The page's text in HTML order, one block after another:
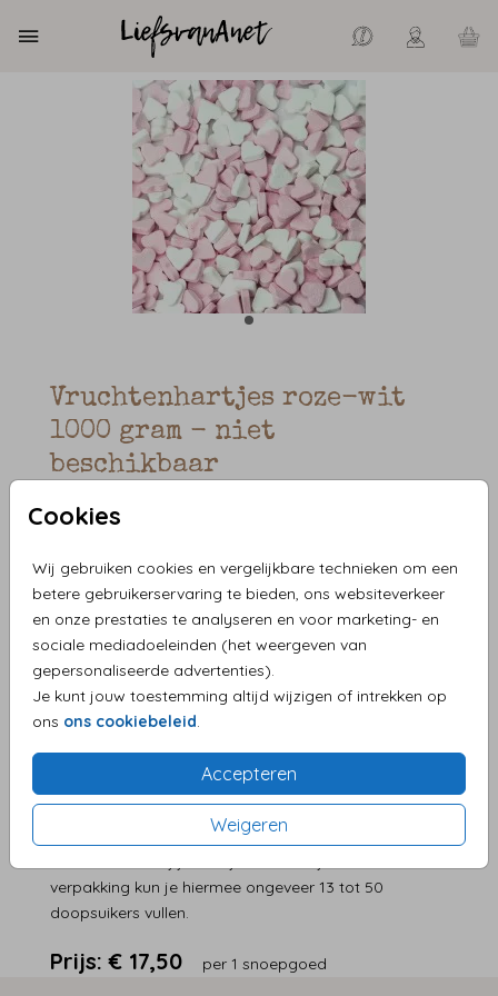
Cookies
Wij gebruiken cookies en vergelijkbare technieken om een
betere gebruikerservaring te bieden, ons websiteverkeer
en onze prestaties te analyseren en voor marketing- en
sociale mediadoeleinden (het weergeven van
gepersonaliseerde advertenties).
Je kunt jouw toestemming altijd wijzigen of intrekken op
ons ons cookiebeleid.
Accepteren
Weigeren
Vruchtenhartjes roze-wit
1000 gram - niet
beschikbaar
Helaas is dit product tijdelijk uitverkocht!
Persoonlijke service en supersnelle levering
Eenvoudig zelf je product maken
Levering aan huis
Smakelijke roze-witte fruithartjes die je als
geboortebedankje kunt gebruiken voor het
verpakking kun je hiermee ongeveer 13 tot 50
doopsuikers vullen.
Prijs:€ 17,50 per 1 snoepgoed